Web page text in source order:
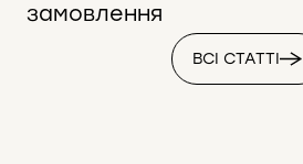
замовлення
ВСІ СТАТТІ